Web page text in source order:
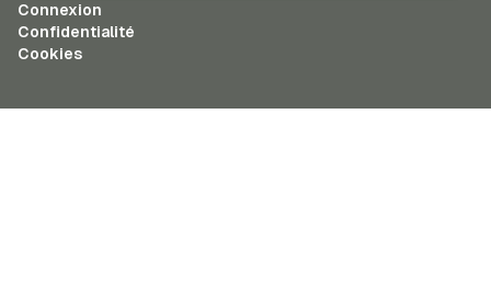
Connexion
Confidentialité
Cookies